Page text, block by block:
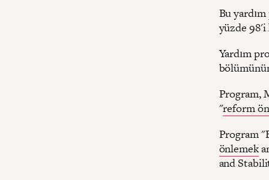
Bu
yüzde
Yardım
Program,
"reform
Program
önlemek
and